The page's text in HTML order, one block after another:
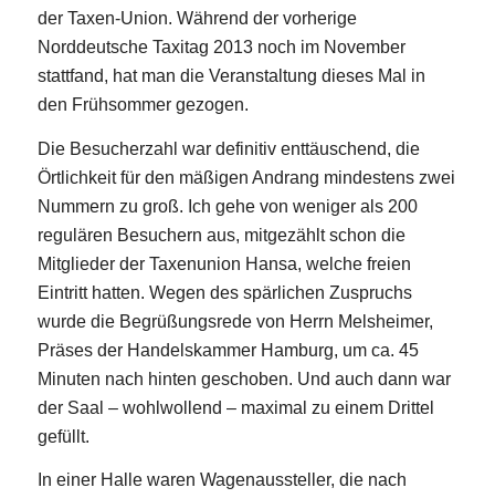
der Taxen-Union. Während der vorherige
Norddeutsche Taxitag 2013 noch im November
stattfand, hat man die Veranstaltung dieses Mal in
den Frühsommer gezogen.
Die Besucherzahl war definitiv enttäuschend, die
Örtlichkeit für den mäßigen Andrang mindestens zwei
Nummern zu groß. Ich gehe von weniger als 200
regulären Besuchern aus, mitgezählt schon die
Mitglieder der Taxenunion Hansa, welche freien
Eintritt hatten. Wegen des spärlichen Zuspruchs
wurde die Begrüßungsrede von Herrn Melsheimer,
Präses der Handelskammer Hamburg, um ca. 45
Minuten nach hinten geschoben. Und auch dann war
der Saal – wohlwollend – maximal zu einem Drittel
gefüllt.
In einer Halle waren Wagenaussteller, die nach